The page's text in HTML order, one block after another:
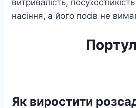
витривалість,
насіння, а його посів не
Як виростити